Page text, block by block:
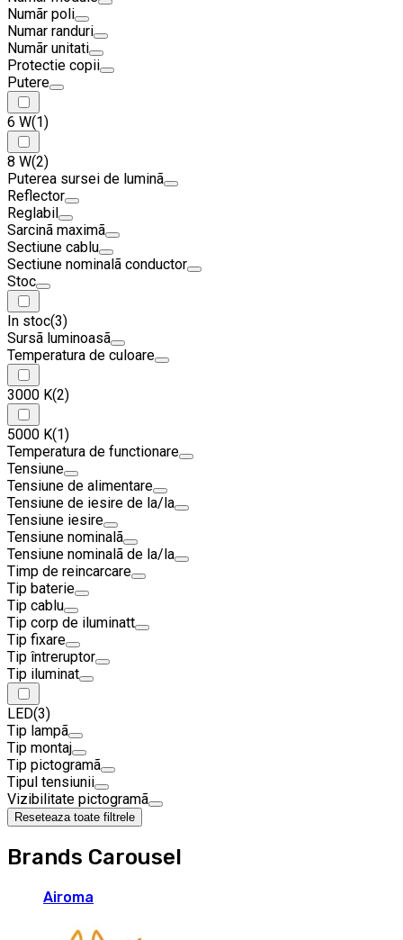
Numãr poli
Numar randuri
Numãr unitati
Protectie copii
Putere
6 W(1)
8 W(2)
Puterea sursei de luminã
Reflector
Reglabil
Sarcinã maximã
Sectiune cablu
Sectiune nominalã conductor
Stoc
In stoc(3)
Sursã luminoasã
Temperatura de culoare
3000 K(2)
5000 K(1)
Temperatura de functionare
Tensiune
Tensiune de alimentare
Tensiune de iesire de la/la
Tensiune iesire
Tensiune nominalã
Tensiune nominalã de la/la
Timp de reincarcare
Tip baterie
Tip cablu
Tip corp de iluminatt
Tip fixare
Tip întreruptor
Tip iluminat
LED(3)
Tip lampã
Tip montaj
Tip pictogramã
Tipul tensiunii
Vizibilitate pictogramã
Reseteaza toate filtrele
Brands Carousel
Airoma